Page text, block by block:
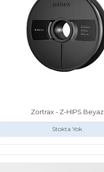
Zortrax - Z-HIPS Beyaz
Stokta Yok